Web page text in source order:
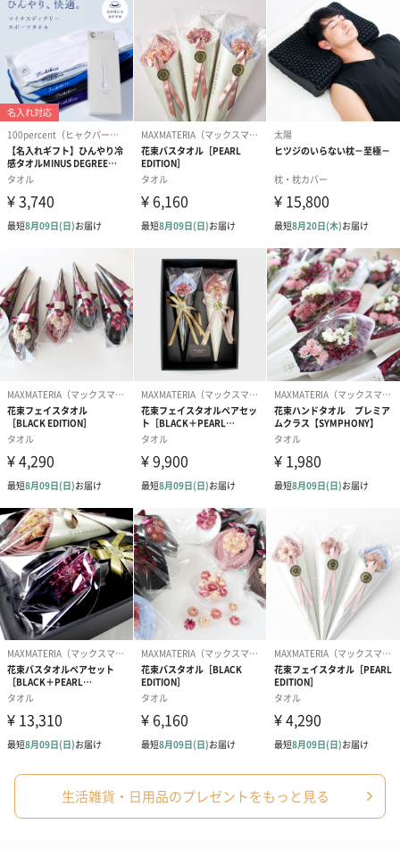
生活雑貨・日用品のプレゼントをもっと見る